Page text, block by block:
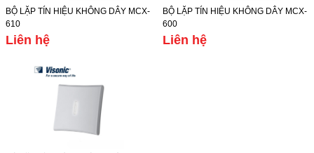
BỘ LẶP TÍN HIỆU KHÔNG DÂY MCX-
610
Liên hệ
BỘ LẶP TÍN HIỆU KHÔNG DÂY MCX-
600
Liên hệ